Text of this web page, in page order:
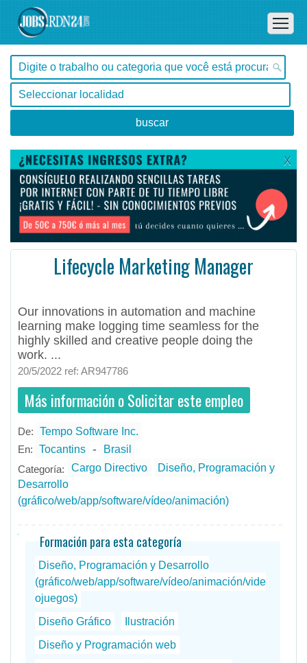
X
Lifecycle Marketing Manager
Our innovations in automation and machine
learning make logging time seamless for the
highly skilled and creative people doing the
work. ...
20/5/2022 ref: AR947786
Más información o Solicitar este empleo
De: Tempo Software Inc.
En: Tocantins -
Brasil
Categoría:
Cargo Directivo
Diseño, Programación y
Desarrollo
(gráfico/web/app/software/vídeo/animación)
Formación para esta categoría
Diseño, Programación y Desarrollo
(gráfico/web/app/software/vídeo/animación/vide
ojuegos)
Diseño Gráfico
Ilustración
Diseño y Programación web